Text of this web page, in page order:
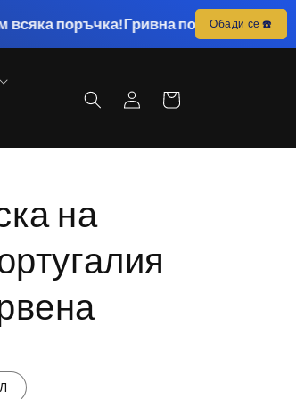
Гривна подарък към всякаОбади се ☎️
Влизане Количка
на